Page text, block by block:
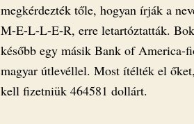
megkérdezték tőle, hogyan írják a
M-E-L-L-E-R, erre letartóztatták.
később egy másik Bank of America-
magyar útlevéllel. Most ítélték el
kell fizetniük 464581 dollárt.